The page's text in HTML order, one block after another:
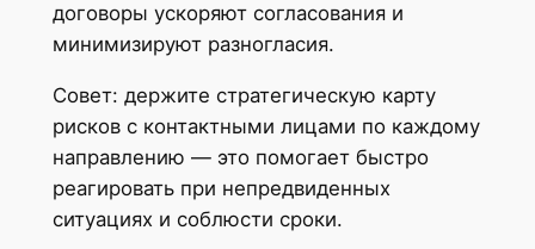
договоры ускоряют согласования и
минимизируют разногласия.
Совет: держите стратегическую карту
рисков с контактными лицами по каждому
направлению — это помогает быстро
реагировать при непредвиденных
ситуациях и соблюсти сроки.